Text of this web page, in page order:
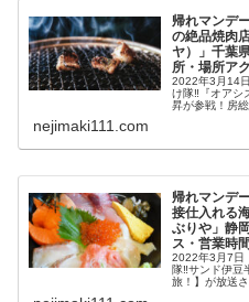
帰れマンデ
の絶品焼肉
ヤ）」千葉
所・場所ア
2022年3月14
け隊‼『オアシ
昇が参戦！房
nejimaki111.com
帰れマンデ
接仕入れる
ぶりや」静
ス・営業時
2022年3月7日
隊‼サンド伊豆
旅！】が放送